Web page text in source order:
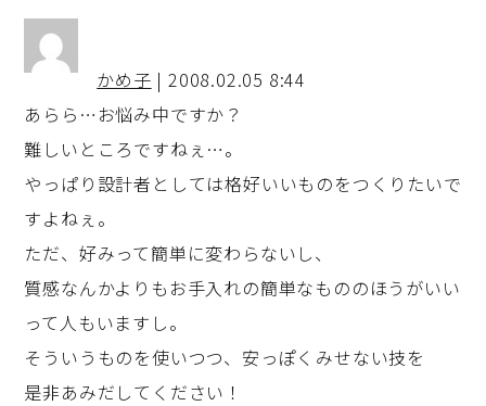
かめ子 | 2008.02.05 8:44
あらら…お悩み中ですか？
難しいところですねぇ…。
やっぱり設計者としては格好いいものをつくりたいで
すよねぇ。
ただ、好みって簡単に変わらないし、
質感なんかよりもお手入れの簡単なもののほうがいい
って人もいますし。
そういうものを使いつつ、安っぽくみせない技を
是非あみだしてください！